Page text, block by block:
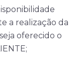
a realização da
oferecido o